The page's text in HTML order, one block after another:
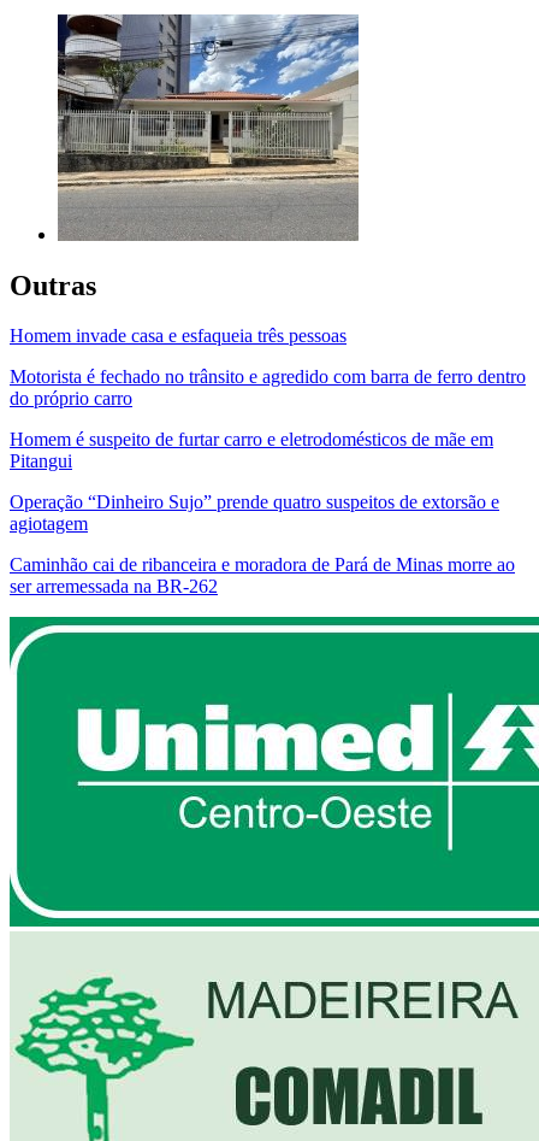
Outras
Homem invade casa e esfaqueia três pessoas
Motorista é fechado no trânsito e agredido com barra de ferro dentro
do próprio carro
Homem é suspeito de furtar carro e eletrodomésticos de mãe em
Pitangui
Operação “Dinheiro Sujo” prende quatro suspeitos de extorsão e
agiotagem
Caminhão cai de ribanceira e moradora de Pará de Minas morre ao
ser arremessada na BR-262